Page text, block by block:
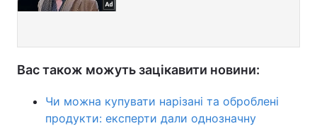
Вас також можуть зацікавити новини:
Чи можна купувати нарізані та оброблені
продукти: експерти дали однозначну